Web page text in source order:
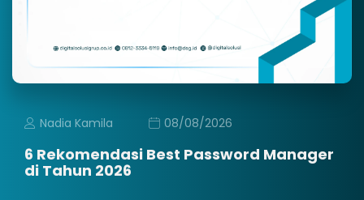
Nadia Kamila 08/08/2026
6 Rekomendasi Best Password Manager
di Tahun 2026